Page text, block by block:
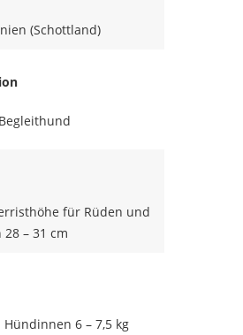
(Schottland)
für Rüden und
– 31 cm
6 – 7,5 kg